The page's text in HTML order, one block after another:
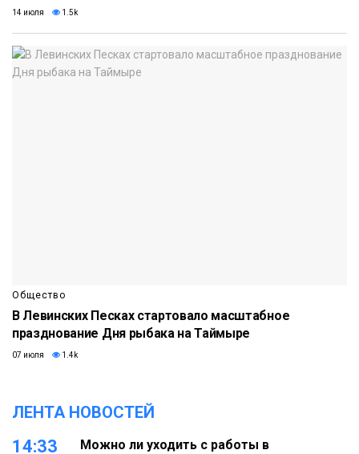
14 июля 1.5k
Общество
В Левинских Песках стартовало масштабное
празднование Дня рыбака на Таймыре
07 июля 1.4k
ЛЕНТА НОВОСТЕЙ
14:33
Можно ли уходить с работы в